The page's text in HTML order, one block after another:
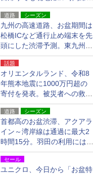
できる
道路 シーズン
九州の高速道路、お盆期間は
松橋ICなど通行止め端末を先
頭にした渋滞予測。東九州道
への迂回は料金調整を実施
話題
オリエンタルランド、令和8
年熊本地震に1000万円超の
寄付を発表。被災者への救援
活動・復旧支援
道路 シーズン
首都高のお盆渋滞、アクアラ
イン～湾岸線は通過に最大2
時間15分。羽田の利用には
「空港西出口」の利用検討を
セール
ユニクロ、今日から「お盆特